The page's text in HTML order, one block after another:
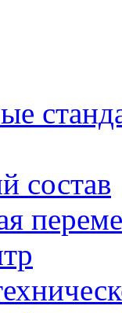
состав